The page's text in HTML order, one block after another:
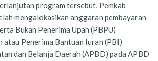
program tersebut, Pemkab
mengalokasikan anggaran pembayaran
Bukan Penerima Upah (PBPU)
atau Penerima Bantuan Iuran (PBI)
dan Belanja Daerah (APBD) pada APBD